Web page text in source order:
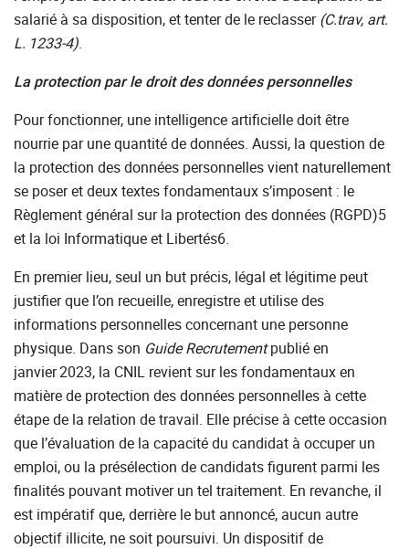
salarié à sa disposition, et tenter de le reclasser(C.trav, art.
L. 1233-4).
La protection par le droit des données personnelles
Pour fonctionner, une intelligence artificielle doit être
nourrie par une quantité de données. Aussi, la question de
la protection des données personnelles vient naturellement
se poser et deux textes fondamentaux s’imposent : le
Règlement général sur la protection des données (RGPD)5
et la loi Informatique et Libertés6.
En premier lieu, seul un but précis, légal et légitime peut
justifier que l’on recueille, enregistre et utilise des
informations personnelles concernant une personne
physique. Dans son Guide Recrutementpublié en
janvier 2023, la CNIL revient sur les fondamentaux en
matière de protection des données personnelles à cette
étape de la relation de travail. Elle précise à cette occasion
que l’évaluation de la capacité du candidat à occuper un
emploi, ou la présélection de candidats figurent parmi les
finalités pouvant motiver un tel traitement. En revanche, il
est impératif que, derrière le but annoncé, aucun autre
objectif illicite, ne soit poursuivi. Un dispositif de